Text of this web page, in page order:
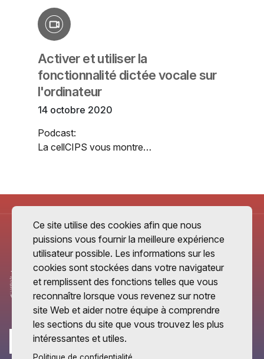
Activer et utiliser la
fonctionnalité dictée vocale sur
l'ordinateur
14 octobre 2020
Podcast:
La cellCIPS vous montre…
Ce site utilise des cookies afin que nous
puissions vous fournir la meilleure expérience
utilisateur possible. Les informations sur les
cookies sont stockées dans votre navigateur
et remplissent des fonctions telles que vous
reconnaître lorsque vous revenez sur notre
site Web et aider notre équipe à comprendre
les sections du site que vous trouvez les plus
intéressantes et utiles.